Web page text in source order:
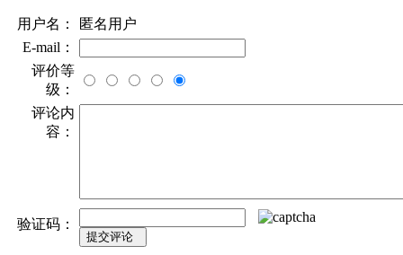
用户名：
匿名用户
E-mail：
评价等
级：
评论内
容：
验证码：